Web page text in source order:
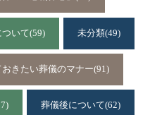
いて(59) 未分類(49)
おきたい葬儀のマナー(91)
葬儀後について(62)